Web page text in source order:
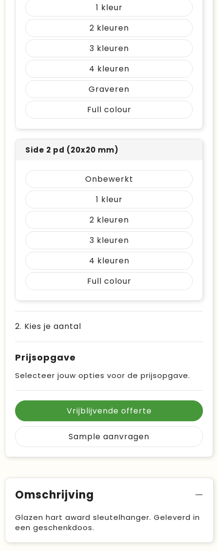
1
2
3
4
Graveren
Full colour
Side 2 pd (20x20 mm)
Onbewerkt
1
2
3
4
Full colour
2. Kies je aantal
Prijsopgave
Selecteer jouw opties voor de prijsopgave.
Vrijblijvende offerte
Sample aanvragen
Omschrijving
Glazen hart award sleutelhanger. Geleverd in
een geschenkdoos.